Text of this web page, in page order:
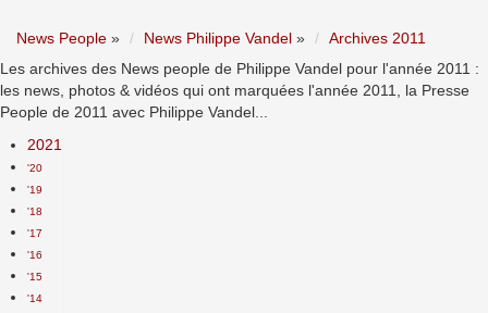
News People » News Philippe Vandel »
Archives 2011
Les archives des News people de Philippe Vandel pour l'année 2011 :
les news, photos & vidéos qui ont marquées l'année 2011, la Presse
People de 2011 avec Philippe Vandel...
2021
'20
'19
'18
'17
'16
'15
'14